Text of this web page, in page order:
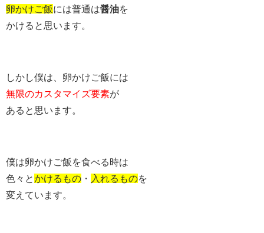
卵かけご飯には普通は醤油を
かけると思います。
しかし僕は、卵かけご飯には
無限のカスタマイズ要素が
あると思います。
僕は卵かけご飯を食べる時は
色々とかけるもの ・ 入れるものを
変えています。